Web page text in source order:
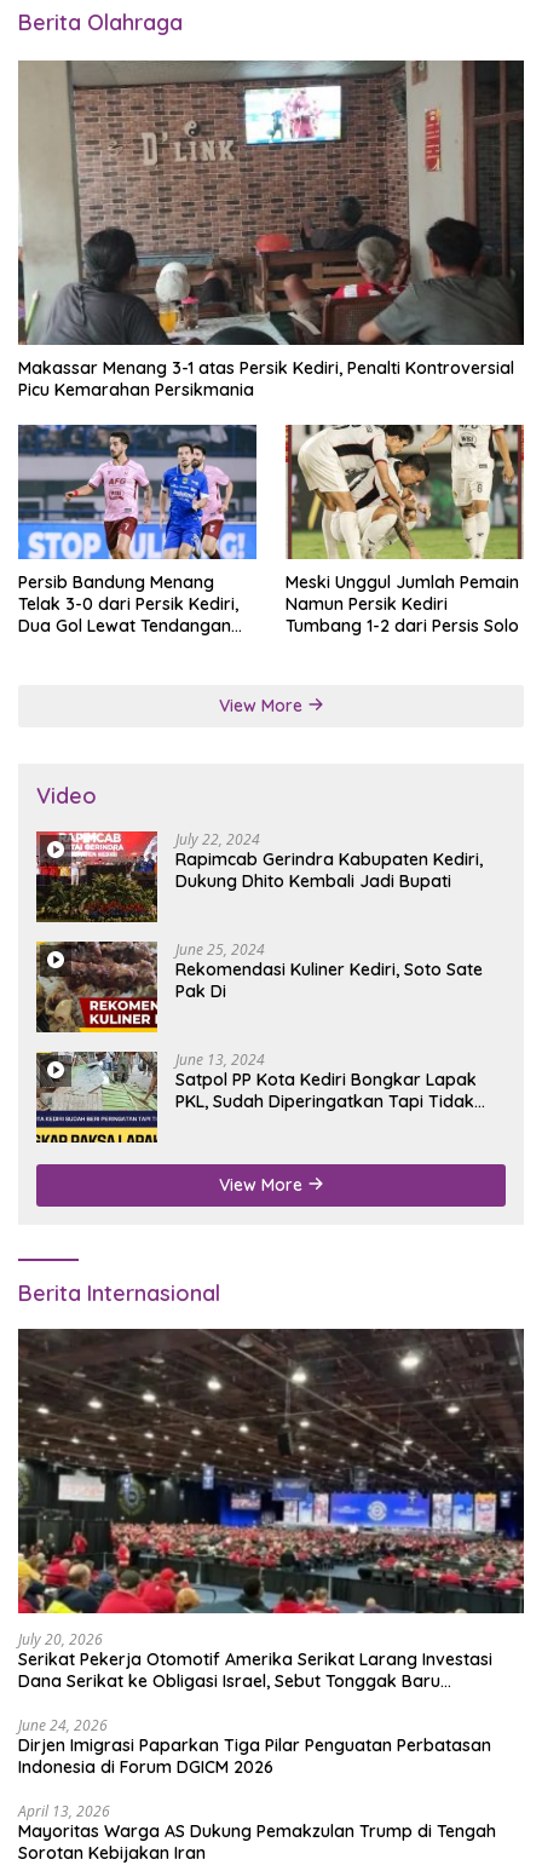
Berita Olahraga
Makassar Menang 3-1 atas Persik Kediri, Penalti Kontroversial
Picu Kemarahan Persikmania
Persib Bandung Menang
Telak 3-0 dari Persik Kediri,
Dua Gol Lewat Tendangan
Meski Unggul Jumlah Pemain
Namun Persik Kediri
Tumbang 1-2 dari Persis Solo
View More
Video
July 22, 2024
Rapimcab Gerindra Kabupaten Kediri,
Dukung Dhito Kembali Jadi Bupati
June 25, 2024
Rekomendasi Kuliner Kediri, Soto Sate
Pak Di
June 13, 2024
Satpol PP Kota Kediri Bongkar Lapak
PKL, Sudah Diperingatkan Tapi Tidak
View More
Berita Internasional
July 20, 2026
Serikat Pekerja Otomotif Amerika Serikat Larang Investasi
Dana Serikat ke Obligasi Israel, Sebut Tonggak Baru
June 24, 2026
Dirjen Imigrasi Paparkan Tiga Pilar Penguatan Perbatasan
Indonesia di Forum DGICM 2026
April 13, 2026
Mayoritas Warga AS Dukung Pemakzulan Trump di Tengah
Sorotan Kebijakan Iran